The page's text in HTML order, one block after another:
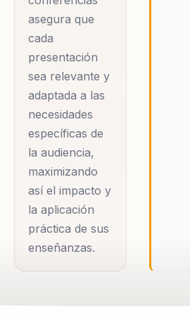
auténtica,
generando cambios
reales y duraderos
en la forma en que
las personas
trabajan, lideran y
rinden. Marianne
ofrece estrategias
basadas en ciencia
para mantener el
foco y el bienestar a
largo plazo, ideales
asegura que
cada
presentación
sea relevante y
adaptada a las
necesidades
específicas de
la audiencia,
maximizando
así el impacto y
la aplicación
práctica de sus
enseñanzas.